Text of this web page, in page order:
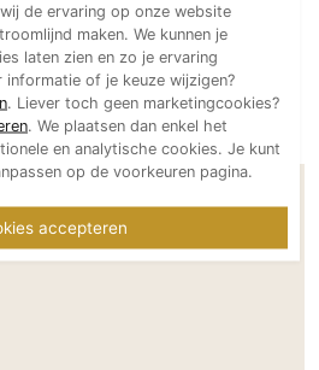
Munter Tuinprojecten
de ervaring op onze website
maken. We kunnen je
laten zien en zo je ervaring
informatie of je keuze wijzigen?
. Liever toch geen marketingcookies?
. We plaatsen dan enkel het
en analytische cookies. Je kunt
op de voorkeuren pagina.
accepteren